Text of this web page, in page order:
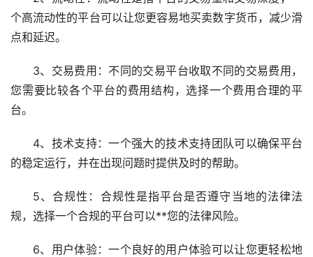
个高流动性的平台可以让您更容易地买卖数字货币，减少滑
点和延迟。
3、交易费用：不同的交易平台收取不同的交易费用，
您需要比较各个平台的费用结构，选择一个费用合理的平
台。
4、技术支持：一个强大的技术支持团队可以确保平台
的稳定运行，并在出现问题时提供及时的帮助。
5、合规性：合规性是指平台是否遵守当地的法律法
规，选择一个合规的平台可以**您的法律风险。
6、用户体验：一个良好的用户体验可以让您更轻松地